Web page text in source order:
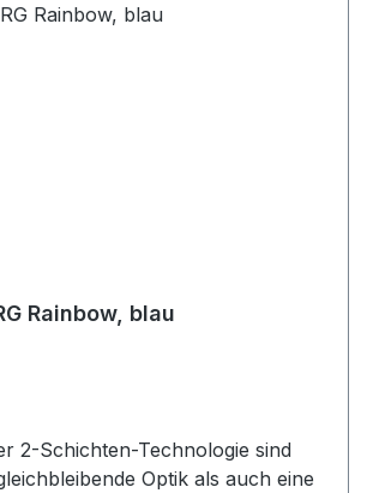
der Bügelproduktion
Rainbow, blau
2-Schichten-Technologie sind
Optik als auch eine